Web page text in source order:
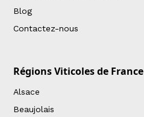
Blog
Contactez-nous
Régions Viticoles de France
Alsace
Beaujolais